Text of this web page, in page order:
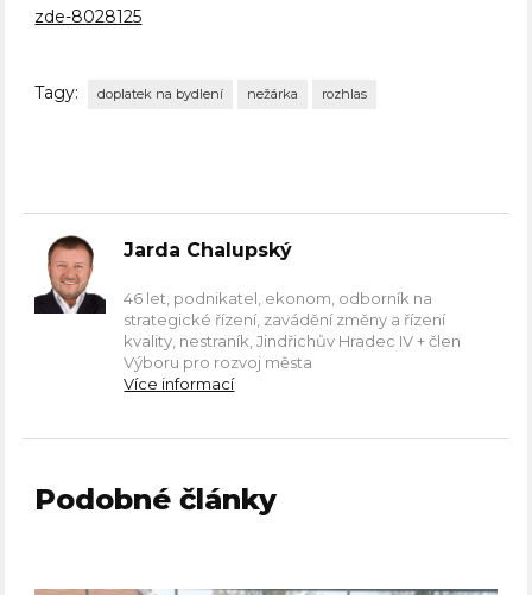
zde-8028125
Tagy: doplatek na bydlení nežárka rozhlas
Jarda Chalupský
46 let, podnikatel, ekonom, odborník na
strategické řízení, zavádění změny a řízení
kvality, nestraník, Jindřichův Hradec IV + člen
Výboru pro rozvoj města
Více informací
Podobné články